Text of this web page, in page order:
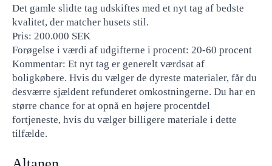
Det gamle slidte tag udskiftes med et nyt tag af bedste
kvalitet, der matcher husets stil.
Pris: 200.000 SEK
Forøgelse i værdi af udgifterne i procent: 20-60 procent
Kommentar: Et nyt tag er generelt værdsat af
boligkøbere. Hvis du vælger de dyreste materialer, får du
desværre sjældent refunderet omkostningerne. Du har en
større chance for at opnå en højere procentdel
fortjeneste, hvis du vælger billigere materiale i dette
tilfælde.